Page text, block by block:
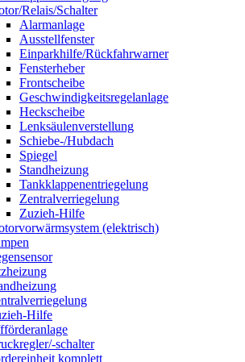
Relais/Schalter
Alarmanlage
Ausstellfenster
Einparkhilfe/Rückfahrwarner
Fensterheber
Frontscheibe
Geschwindigkeitsregelanlage
Heckscheibe
Lenksäulenverstellung
Schiebe-/Hubdach
Spiegel
Standheizung
Tankklappenentriegelung
Zentralverriegelung
Zuzieh-Hilfe
(elektrisch)
Hilfe
schalter
komplett